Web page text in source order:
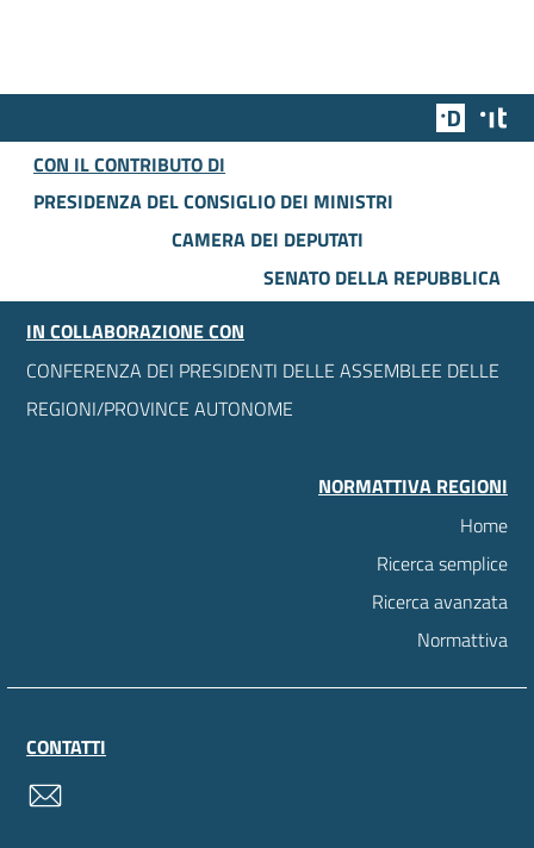
Team
CON IL CONTRIBUTO DI
PRESIDENZA DEL CONSIGLIO DEI MINISTRI
CAMERA DEI DEPUTATI
SENATO DELLA REPUBBLICA
IN COLLABORAZIONE CON
CONFERENZA DEI PRESIDENTI DELLE ASSEMBLEE DELLE
REGIONI/PROVINCE AUTONOME
NORMATTIVA REGIONI
Home
Ricerca semplice
Ricerca avanzata
Normattiva
CONTATTI